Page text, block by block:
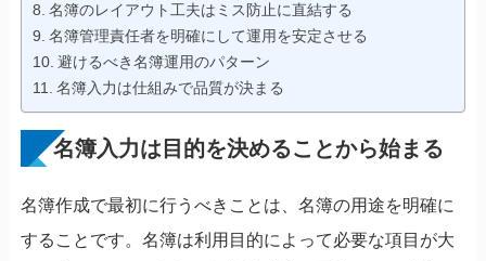
名簿のレイアウト工夫はミス防止に直結する
名簿管理責任者を明確にして運用を安定させる
避けるべき名簿運用のパターン
名簿入力は仕組みで品質が決まる
名簿入力は目的を決めることから始まる
名簿作成で最初に行うべきことは、名簿の用途を明確に
することです。名簿は利用目的によって必要な項目が大